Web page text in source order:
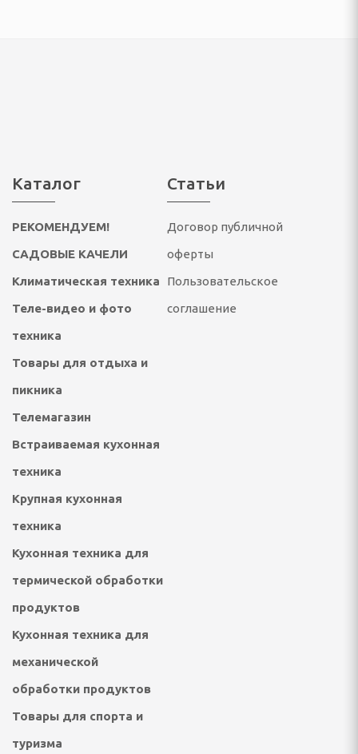
аксессуары
давления
Каталог
РЕКОМЕНДУЕМ!
САДОВЫЕ КАЧЕЛИ
Климатическая техника
Теле-видео и фото
техника
Товары для отдыха и
пикника
Телемагазин
Встраиваемая кухонная
техника
Крупная кухонная
техника
Кухонная техника для
термической обработки
продуктов
Кухонная техника для
механической
обработки продуктов
Товары для спорта и
туризма
Статьи
Договор публичной
оферты
Пользовательское
соглашение